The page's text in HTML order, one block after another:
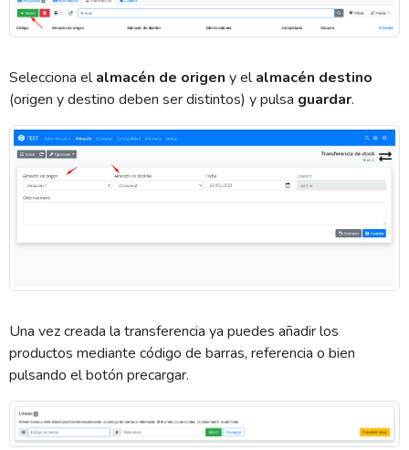
Selecciona elalmacén de origen y elalmacén destino
(origen y destino deben ser distintos) y pulsa guardar.
Una vez creada la transferencia ya puedes añadir los
productos mediante código de barras, referencia o bien
pulsando el botón precargar.